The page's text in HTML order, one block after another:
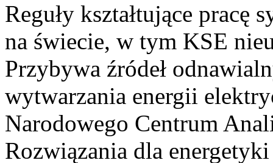
Reguły kształtujące pracę
na świecie, w tym KSE
Przybywa źródeł
wytwarzania energii
Narodowego Centrum
Rozwiązania dla